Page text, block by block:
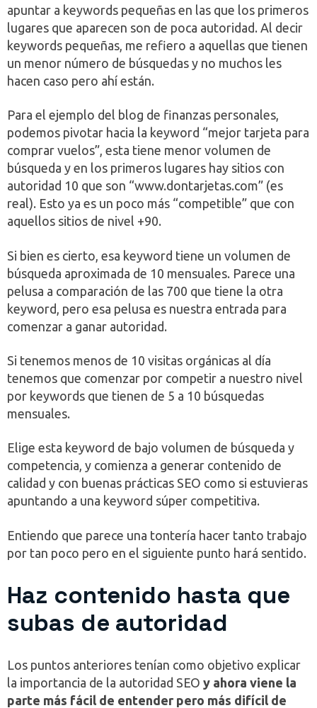
apuntar a keywords pequeñas en las que los primeros
lugares que aparecen son de poca autoridad. Al decir
keywords pequeñas, me refiero a aquellas que tienen
un menor número de búsquedas y no muchos les
hacen caso pero ahí están.
Para el ejemplo del blog de finanzas personales,
podemos pivotar hacia la keyword “mejor tarjeta para
comprar vuelos”, esta tiene menor volumen de
búsqueda y en los primeros lugares hay sitios con
autoridad 10 que son “www.dontarjetas.com” (es
real). Esto ya es un poco más “competible” que con
aquellos sitios de nivel +90.
Si bien es cierto, esa keyword tiene un volumen de
búsqueda aproximada de 10 mensuales. Parece una
pelusa a comparación de las 700 que tiene la otra
keyword, pero esa pelusa es nuestra entrada para
comenzar a ganar autoridad.
Si tenemos menos de 10 visitas orgánicas al día
tenemos que comenzar por competir a nuestro nivel
por keywords que tienen de 5 a 10 búsquedas
mensuales.
Elige esta keyword de bajo volumen de búsqueda y
competencia, y comienza a generar contenido de
calidad y con buenas prácticas SEO como si estuvieras
apuntando a una keyword súper competitiva.
Entiendo que parece una tontería hacer tanto trabajo
por tan poco pero en el siguiente punto hará sentido.
Haz contenido hasta que
subas de autoridad
Los puntos anteriores tenían como objetivo explicar
la importancia de la autoridad SEO y ahora viene la
parte más fácil de entender pero más difícil de